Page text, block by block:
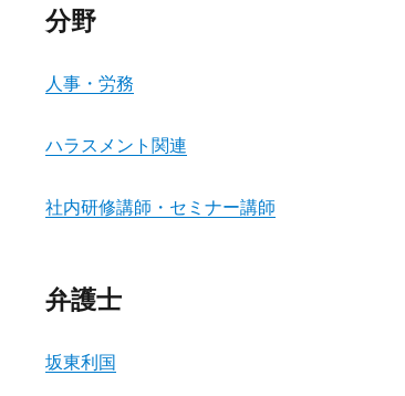
分野
人事・労務
ハラスメント関連
社内研修講師・セミナー講師
弁護士
坂東利国